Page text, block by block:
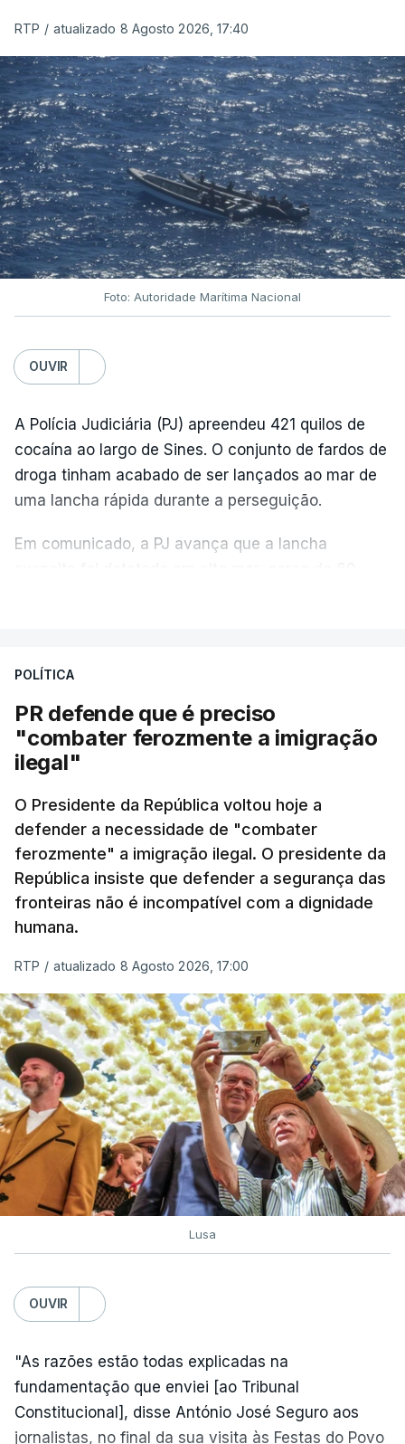
RTP / atualizado 8 Agosto 2026, 17:40
Foto: Autoridade Marítima Nacional
OUVIR
A Polícia Judiciária (PJ) apreendeu 421 quilos de
cocaína ao largo de Sines. O conjunto de fardos de
droga tinham acabado de ser lançados ao mar de
uma lancha rápida durante a perseguição.
Em comunicado, a PJ avança que a lancha
desencadeando uma ação de prevenção
articulação com a Marinha, a Autoridade Marítima
Nacional e a Força Aérea.
apreendida mais cocaína até ao momento de que
em todo o ano de 2025.
A ação de prevenção visa a deteção em alto mar
de embarcações de alta velocidade (EAV) que
utilizam a costa nacional para o tráfico de droga.
c/ Lusa
POLÍTICA
PR defende que é preciso
"combater ferozmente a imigração
ilegal"
O Presidente da República voltou hoje a
defender a necessidade de "combater
ferozmente" a imigração ilegal. O presidente da
República insiste que defender a segurança das
fronteiras não é incompatível com a dignidade
humana.
RTP / atualizado 8 Agosto 2026, 17:00
Lusa
OUVIR
"As razões estão todas explicadas na
fundamentação que enviei [ao Tribunal
Constitucional], disse António José Seguro aos
jornalistas, no final da sua visita às Festas do Povo